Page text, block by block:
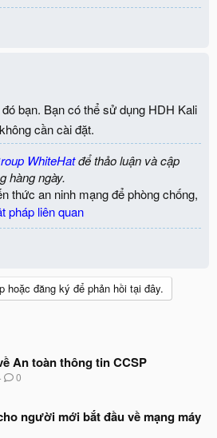
bạn. Bạn có thể sử dụng HDH Kali
cần cài đặt.
WhiteHatđể thảo luận và cập
hàng ngày.
thức an ninh mạng để phòng chống,
pháp liên quan
hoặc đăng ký để phản hồi tại đây.
An toàn thông tin CCSP
0
người mới bắt đầu về mạng máy